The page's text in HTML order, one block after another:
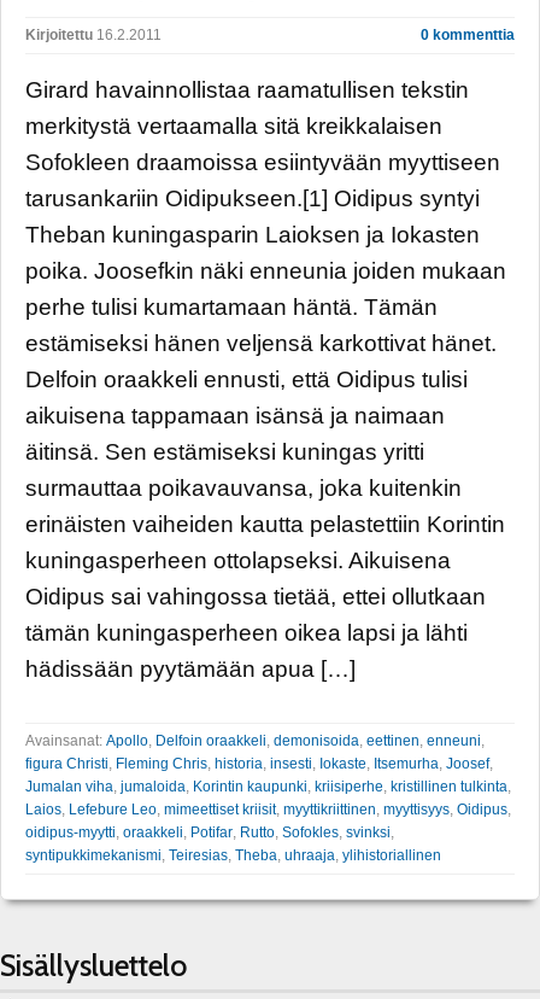
Kirjoitettu 16.2.2011 0 kommenttia
Girard havainnollistaa raamatullisen tekstin
merkitystä vertaamalla sitä kreikkalaisen
Sofokleen draamoissa esiintyvään myyttiseen
tarusankariin Oidipukseen.[1] Oidipus syntyi
Theban kuningasparin Laioksen ja Iokasten
poika. Joosefkin näki enneunia joiden mukaan
perhe tulisi kumartamaan häntä. Tämän
estämiseksi hänen veljensä karkottivat hänet.
Delfoin oraakkeli ennusti, että Oidipus tulisi
aikuisena tappamaan isänsä ja naimaan
äitinsä. Sen estämiseksi kuningas yritti
surmauttaa poikavauvansa, joka kuitenkin
erinäisten vaiheiden kautta pelastettiin Korintin
kuningasperheen ottolapseksi. Aikuisena
Oidipus sai vahingossa tietää, ettei ollutkaan
tämän kuningasperheen oikea lapsi ja lähti
hädissään pyytämään apua […]
Avainsanat: Apollo Delfoin oraakkeli demonisoida eettinen enneuni
figura Christi Fleming Chris historia insesti Iokaste Itsemurha Joosef,
Jumalan viha jumaloida Korintin kaupunki kriisiperhe kristillinen tulkinta
Laios Lefebure Leo mimeettiset kriisit, myyttikriittinen myyttisyys Oidipus
oidipus-myytti oraakkeli Potifar Rutto Sofokles svinksi
syntipukkimekanismi Teiresias Theba uhraaja ylihistoriallinen
Sisällysluettelo